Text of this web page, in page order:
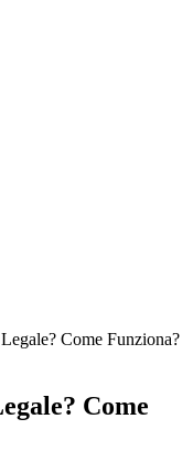
Come Funziona?
Come